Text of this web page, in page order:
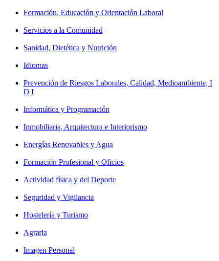
Formación, Educación y Orientación Laboral
Servicios a la Comunidad
Sanidad, Dietética y Nutrición
Idiomas
Prevención de Riesgos Laborales, Calidad, Medioambiente, I
D I
Informática y Programación
Inmobiliaria, Arquitectura e Interiorismo
Energías Renovables y Agua
Formación Profesional y Oficios
Actividad física y del Deporte
Seguridad y Vigilancia
Hostelería y Turismo
Agraria
Imagen Personal